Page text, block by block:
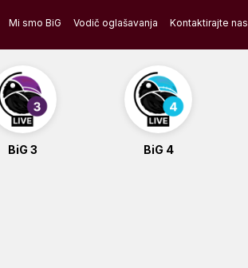
Mi smo BiG Vodič oglašavanja Kontaktirajte nas
BiG 3 BiG 4